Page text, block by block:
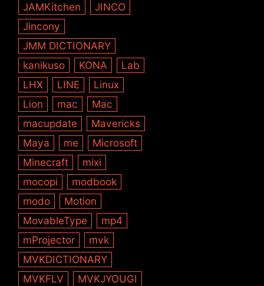
JAMKitchen
JINCO
Jincony
JMM DICTIONARY
kanikuso
KONA
Lab
LHX
LINE
Linux
Lion
mac
Mac
macupdate
Mavericks
Maya
me
Microsoft
Minecraft
mixi
mocopi
modbook
modo
Motion
MovableType
mp4
mProjector
mvk
MVKDICTIONARY
MVKFLV
MVKJYOUGI